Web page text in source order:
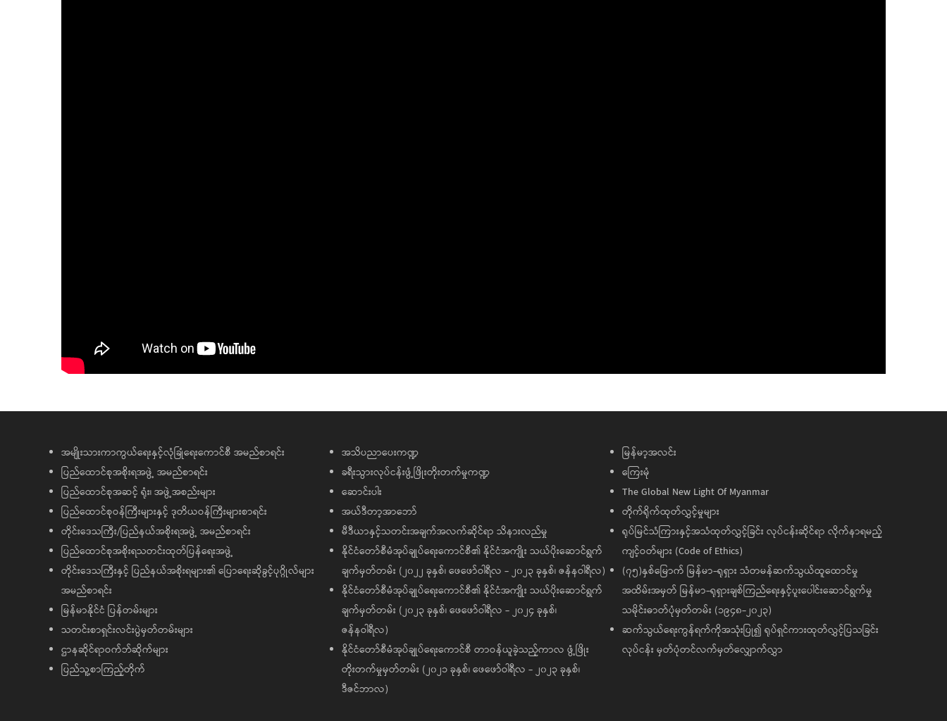
အမျိုးသားကာကွယ်ရေးနှင့်လုံခြုံရေးကောင်စီ အမည်စာရင်း
ပြည်ထောင်စုအစိုးရအဖွဲ့ အမည်စာရင်း
ပြည်ထောင်စုအဆင့် ရုံး၊ အဖွဲ့အစည်းများ
ပြည်ထောင်စုဝန်ကြီးများနှင့် ဒုတိယဝန်ကြီးများစာရင်း
တိုင်းဒေသကြီး/ပြည်နယ်အစိုးရအဖွဲ့ အမည်စာရင်း
ပြည်ထောင်စုအစိုးရသတင်းထုတ်ပြန်ရေးအဖွဲ့
တိုင်းဒေသကြီးနှင့် ပြည်နယ်အစိုးရများ၏ ပြောရေးဆိုခွင့်ပုဂ္ဂိုလ်များ
အမည်စာရင်း
မြန်မာနိုင်ငံ ပြန်တမ်းများ
သတင်းစာရှင်းလင်းပွဲမှတ်တမ်းများ
ဌာနဆိုင်ရာဝက်ဘ်ဆိုက်များ
ပြည်သူ့စာကြည့်တိုက်
အသိပညာပေးကဏ္ဍ
ခရီးသွားလုပ်ငန်းဖွံ့ဖြိုးတိုးတက်မှုကဏ္ဍ
ဆောင်းပါး
အယ်ဒီတာ့အာဘော်
မီဒီယာနှင့်သတင်းအချက်အလက်ဆိုင်ရာ သိနားလည်မှု
နိုင်ငံတော်စီမံအုပ်ချုပ်ရေးကောင်စီ၏ နိုင်ငံအကျိုး သယ်ပိုးဆောင်ရွက်
ချက်မှတ်တမ်း (၂၀၂၂ ခုနှစ်၊ ဖေဖော်ဝါရီလ - ၂၀၂၃ ခုနှစ်၊ ဇန်နဝါရီလ)
နိုင်ငံတော်စီမံအုပ်ချုပ်ရေးကောင်စီ၏ နိုင်ငံအကျိုး သယ်ပိုးဆောင်ရွက်
ချက်မှတ်တမ်း (၂၀၂၃ ခုနှစ်၊ ဖေဖော်ဝါရီလ - ၂၀၂၄ ခုနှစ်၊
ဇန်နဝါရီလ)
နိုင်ငံတော်စီမံအုပ်ချုပ်ရေးကောင်စီ တာဝန်ယူခဲ့သည့်ကာလ ဖွံ့ဖြိုး
တိုးတက်မှုမှတ်တမ်း (၂၀၂၁ ခုနှစ်၊ ဖေဖော်ဝါရီလ - ၂၀၂၃ ခုနှစ်၊
ဒီဇင်ဘာလ)
မြန်မာ့အလင်း
ကြေးမုံ
The Global New Light Of Myanmar
တိုက်ရိုက်ထုတ်လွှင့်မှုများ
ရုပ်မြင်သံကြားနှင့်အသံထုတ်လွှင့်ခြင်း လုပ်ငန်းဆိုင်ရာ လိုက်နာရမည့်
ကျင့်ဝတ်များ (Code of Ethics)
(၇၅)နှစ်မြောက် မြန်မာ-ရုရှား သံတမန်ဆက်သွယ်ထူထောင်မှု
အထိမ်းအမှတ် မြန်မာ-ရုရှားချစ်ကြည်ရေးနှင့်ပူးပေါင်းဆောင်ရွက်မှု
သမိုင်းဓာတ်ပုံမှတ်တမ်း (၁၉၄၈-၂၀၂၃)
ဆက်သွယ်ရေးကွန်ရက်ကိုအသုံးပြု၍ ရုပ်ရှင်ကားထုတ်လွှင့်ပြသခြင်း
လုပ်ငန်း မှတ်ပုံတင်လက်မှတ်လျှောက်လွှာ